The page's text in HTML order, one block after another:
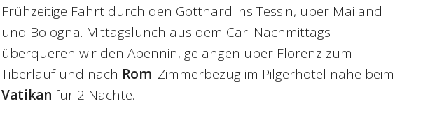
Frühzeitige Fahrt durch den Gotthard ins Tessin, über Mailand
und Bologna. Mittagslunch aus dem Car. Nachmittags
überqueren wir den Apennin, gelangen über Florenz zum
Tiberlauf und nach Rom. Zimmerbezug im Pilgerhotel nahe beim
Vatikan für 2 Nächte.